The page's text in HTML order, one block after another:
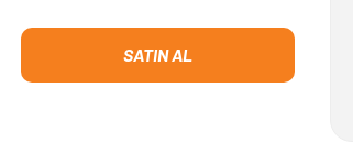
SATIN AL